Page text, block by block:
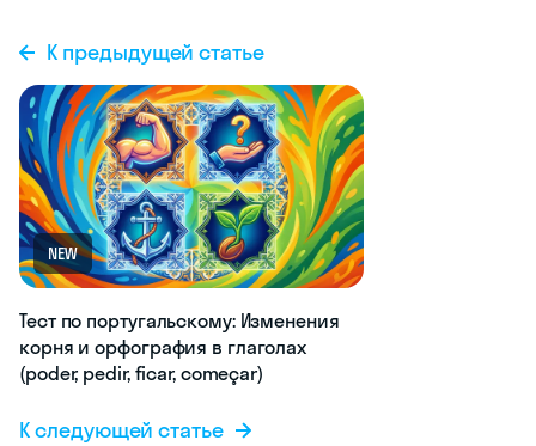
К предыдущей статье
NEW
Тест по португальскому: Изменения
корня и орфография в глаголах
(poder, pedir, ficar, começar)
К следующей статье